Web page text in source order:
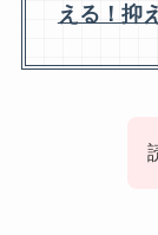
える！抑